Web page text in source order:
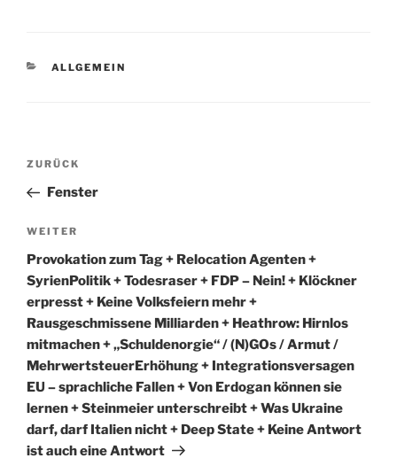
KATEGORIEN
ALLGEMEIN
Beitragsnavigation
Vorheriger
Beitrag
ZURÜCK
Fenster
Nächster
Beitrag
WEITER
Provokation zum Tag + Relocation Agenten +
SyrienPolitik + Todesraser + FDP – Nein! + Klöckner
erpresst + Keine Volksfeiern mehr +
Rausgeschmissene Milliarden + Heathrow: Hirnlos
mitmachen + „Schuldenorgie“ / (N)GOs / Armut /
MehrwertsteuerErhöhung + Integrationsversagen
EU – sprachliche Fallen + Von Erdogan können sie
lernen + Steinmeier unterschreibt + Was Ukraine
darf, darf Italien nicht + Deep State + Keine Antwort
ist auch eine Antwort